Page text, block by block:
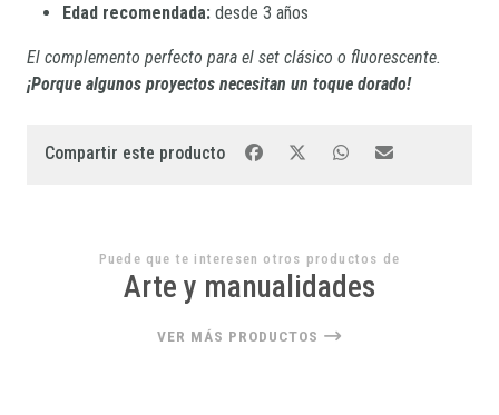
Edad recomendada: desde 3 años
El complemento perfecto para el set clásico o fluorescente.
¡Porque algunos proyectos necesitan un toque dorado!
Compartir este producto
Puede que te interesen otros productos de
Arte y manualidades
VER MÁS PRODUCTOS